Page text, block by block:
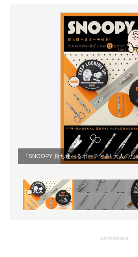
スマホと通信の最新トレンド
進化するPCとデバイスの未来
好きが集まる 比べて選べる
ビジネスと働き方のヒント
AI活用のいまが分かる
企業ITのトレンドを詳説
経営リーダーのコミュニティ
マーケ×ITの今がよく分かる
ITエンジニア向け専門サイト
advertisement